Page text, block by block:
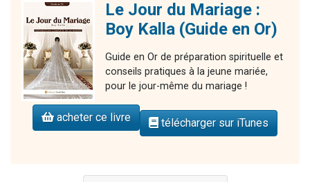
Le Jour du Mariage :
Boy Kalla (Guide en Or)
Guide en Or de préparation spirituelle et
conseils pratiques à la jeune mariée,
pour le jour-même du mariage !
acheter ce livre télécharger sur iTunes